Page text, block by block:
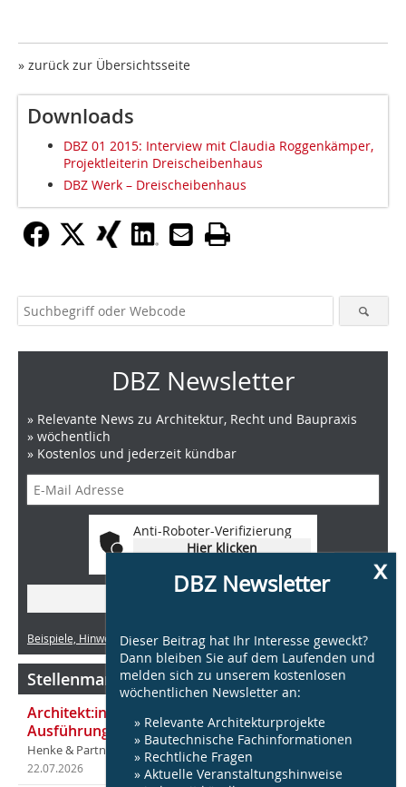
» zurück zur Übersichtsseite
Downloads
DBZ 01 2015: Interview mit Claudia Roggenkämper,
Projektleiterin Dreischeibenhaus
DBZ Werk – Dreischeibenhaus
x
DBZ Newsletter
Dieser Beitrag hat Ihr Interesse geweckt?
Dann bleiben Sie auf dem Laufenden und
melden sich zu unserem kostenlosen
wöchentlichen Newsletter an:
» Relevante Architekturprojekte
» Bautechnische Fachinformationen
» Rechtliche Fragen
» Aktuelle Veranstaltungshinweise
DBZ Newsletter
» Relevante News zu Architektur, Recht und Baupraxis
» wöchentlich
» Kostenlos und jederzeit kündbar
Anti-Roboter-Verifizierung
Hier klicken
Beispiele, Hinweise: Datenschutz, Analyse, Widerruf
Stellenmarkt Architektur
Architekt:in (m/w/d) für entwurfsstarke
Ausführungsplanung LPH5 in Hamburg
Henke & Partner
in Hamburg
22.07.2026